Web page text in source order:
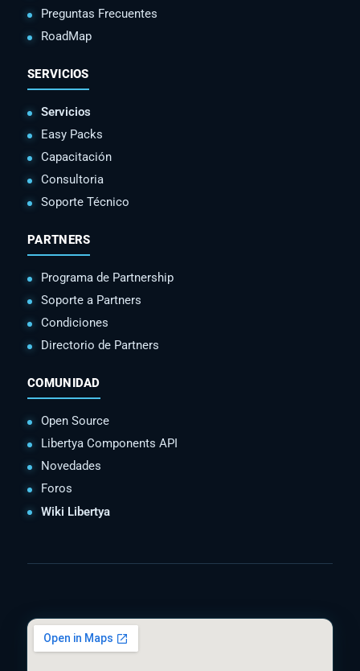
Preguntas Frecuentes
RoadMap
SERVICIOS
Servicios
Easy Packs
Capacitación
Consultoria
Soporte Técnico
PARTNERS
Programa de Partnership
Soporte a Partners
Condiciones
Directorio de Partners
COMUNIDAD
Open Source
Libertya Components API
Novedades
Foros
Wiki Libertya